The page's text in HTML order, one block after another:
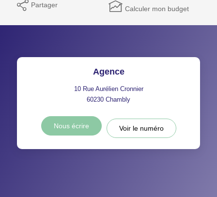
Partager Calculer mon budget
Agence
10 Rue Aurélien Cronnier
60230 Chambly
Nous écrire Voir le numéro